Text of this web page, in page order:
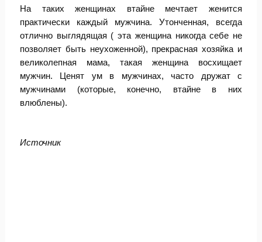
На таких женщинах втайне мечтает женится
практически каждый мужчина. Утонченная, всегда
отлично выглядящая ( эта женщина никогда себе не
позволяет быть неухоженной), прекрасная хозяйка и
великолепная мама, такая женщина восхищает
мужчин. Ценят ум в мужчинах, часто дружат с
мужчинами (которые, конечно, втайне в них
влюблены).
Источник